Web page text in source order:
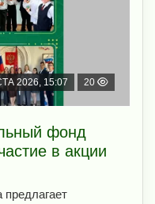
2026, 15:07 20
фонд
в акции
предлагает